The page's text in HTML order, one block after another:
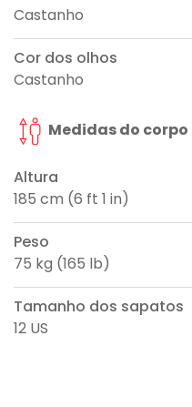
Castanho
Cor dos olhos
Castanho
Medidas do corpo
Altura
185 cm (6 ft 1 in)
Peso
75 kg (165 lb)
Tamanho dos sapatos
12 US